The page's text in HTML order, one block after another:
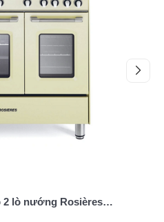
2 lò nướng Rosières
hãng